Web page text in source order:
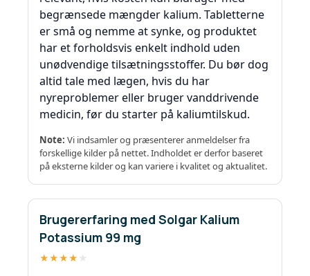
begrænsede mængder kalium. Tabletterne
er små og nemme at synke, og produktet
har et forholdsvis enkelt indhold uden
unødvendige tilsætningsstoffer. Du bør dog
altid tale med lægen, hvis du har
nyreproblemer eller bruger vanddrivende
medicin, før du starter på kaliumtilskud.
Note: Vi indsamler og præsenterer anmeldelser fra
forskellige kilder på nettet. Indholdet er derfor baseret
på eksterne kilder og kan variere i kvalitet og aktualitet.
Brugererfaring med Solgar Kalium
Potassium 99 mg
★★★★ ★